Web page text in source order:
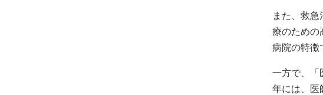
また、救
療のための
病院の特徴
一方で、「
年には、医